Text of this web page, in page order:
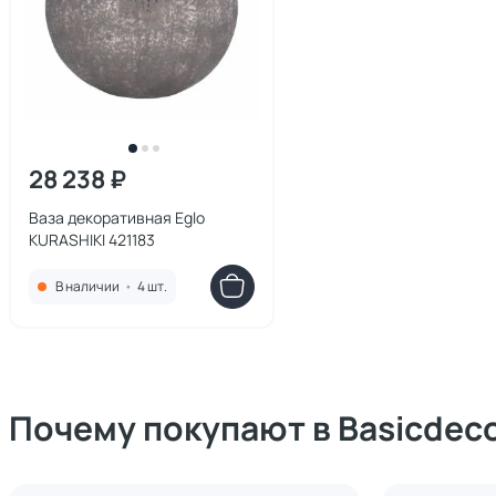
28 238 ₽
Ваза декоративная Eglo
KURASHIKI 421183
В наличии • 4 шт.
Почему покупают в